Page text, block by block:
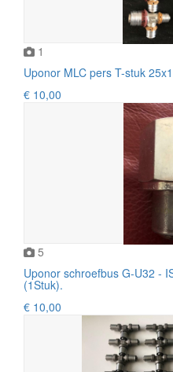
1
Uponor MLC pers T-stuk
€ 10,00
5
Uponor schroefbus G-U32 -
(1Stuk).
€ 10,00